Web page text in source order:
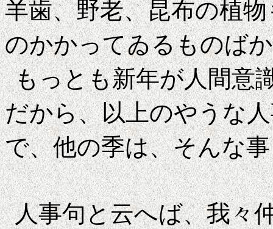
羊歯、野老、昆布の植
のかかってゐるものば
もっとも新年が人間意
だから、以上のやうな
で、他の季は、そんな
人事句と云へば、我々